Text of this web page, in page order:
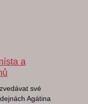
a
své
Agátina